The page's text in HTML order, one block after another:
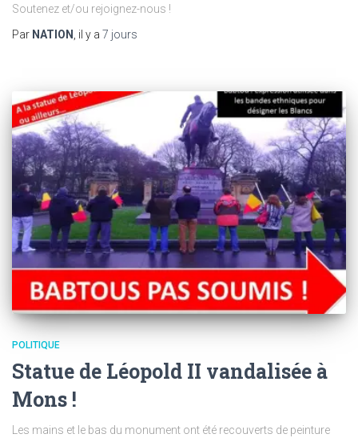
Soutenez et/ou rejoignez-nous !
Par NATION , il y a 7 jours
POLITIQUE
Statue de Léopold II vandalisée à
Mons !
Les mains et le bas du monument ont été recouverts de peinture